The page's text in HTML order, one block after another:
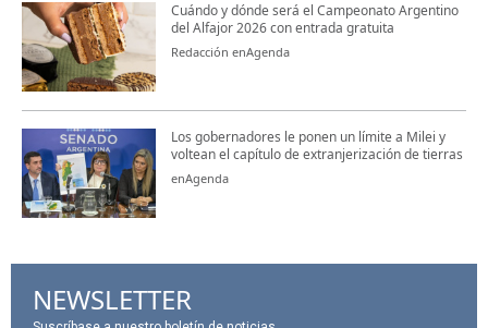
Cuándo y dónde será el Campeonato Argentino
del Alfajor 2026 con entrada gratuita
Redacción enAgenda
Los gobernadores le ponen un límite a Milei y
voltean el capítulo de extranjerización de tierras
enAgenda
NEWSLETTER